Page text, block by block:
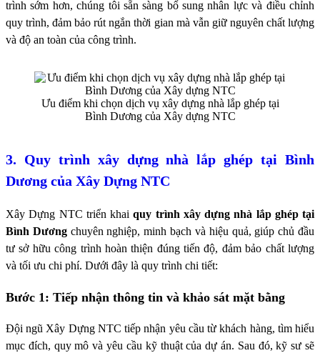
trình sớm hơn, chúng tôi sẵn sàng bổ sung nhân lực và điều chỉnh
quy trình, đảm bảo rút ngắn thời gian mà vẫn giữ nguyên chất lượng
và độ an toàn của công trình.
Ưu điểm khi chọn dịch vụ xây dựng nhà lắp ghép tại
Bình Dương của Xây dựng NTC
3. Quy trình xây dựng nhà lắp ghép tại Bình
Dương của Xây Dựng NTC
Xây Dựng NTC triển khai quy trình xây dựng nhà lắp ghép tại
Bình Dương chuyên nghiệp, minh bạch và hiệu quả, giúp chủ đầu
tư sở hữu công trình hoàn thiện đúng tiến độ, đảm bảo chất lượng
và tối ưu chi phí. Dưới đây là quy trình chi tiết:
Bước 1: Tiếp nhận thông tin và khảo sát mặt bằng
Đội ngũ Xây Dựng NTC tiếp nhận yêu cầu từ khách hàng, tìm hiểu
mục đích, quy mô và yêu cầu kỹ thuật của dự án. Sau đó, kỹ sư sẽ